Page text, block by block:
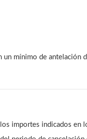
mínimo de
importes indicados en